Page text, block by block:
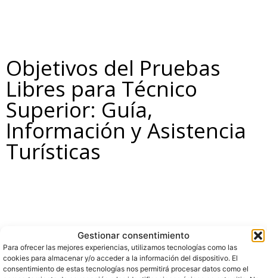
Gestionar consentimiento
Para ofrecer las mejores experiencias, utilizamos tecnologías como las
cookies para almacenar y/o acceder a la información del dispositivo. El
consentimiento de estas tecnologías nos permitirá procesar datos como el
Objetivos del Pruebas
Libres para Técnico
Superior: Guía,
Información y Asistencia
Turísticas